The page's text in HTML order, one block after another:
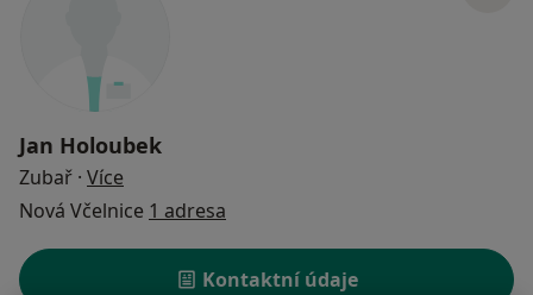
Jan Holoubek
Zubař · Více
Nová Včelnice 1 adresa
Kontaktní údaje